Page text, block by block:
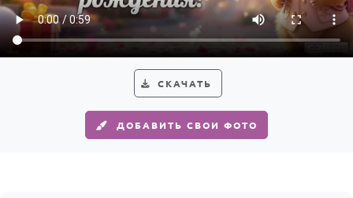
СКАЧАТЬ
ДОБАВИТЬ СВОИ ФОТО